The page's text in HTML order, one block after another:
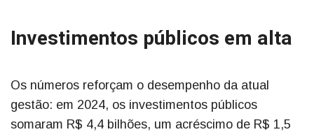
Investimentos públicos em alta
Os números reforçam o desempenho da atual
gestão: em 2024, os investimentos públicos
somaram R$ 4,4 bilhões, um acréscimo de R$ 1,5